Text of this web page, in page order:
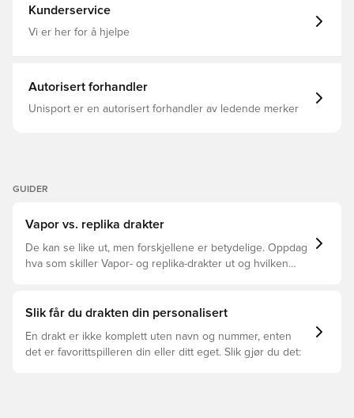
Kunderservice
Vi er her for å hjelpe
Autorisert forhandler
Unisport er en autorisert forhandler av ledende merker
GUIDER
Vapor vs. replika drakter
De kan se like ut, men forskjellene er betydelige. Oppdag
hva som skiller Vapor- og replika-drakter ut og hvilken
Slik får du drakten din personalisert
En drakt er ikke komplett uten navn og nummer, enten
det er favorittspilleren din eller ditt eget. Slik gjør du det: